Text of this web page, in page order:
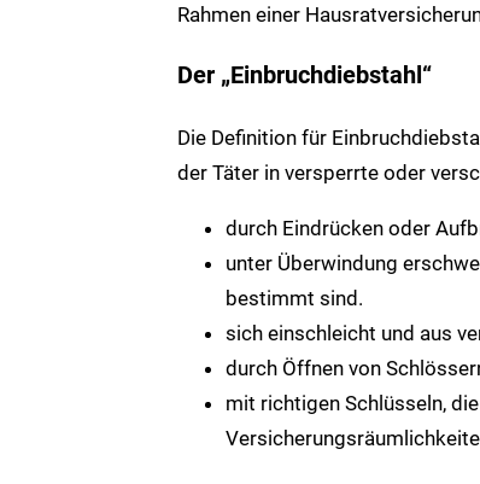
Rahmen einer
Der „Einbruchdiebstahl“
Die Definition für
der Täter in versperrte oder
durch Eindrücken oder
unter Überwindung
bestimmt sind.
sich einschleicht und aus
durch Öffnen von
mit richtigen Schlüsseln,